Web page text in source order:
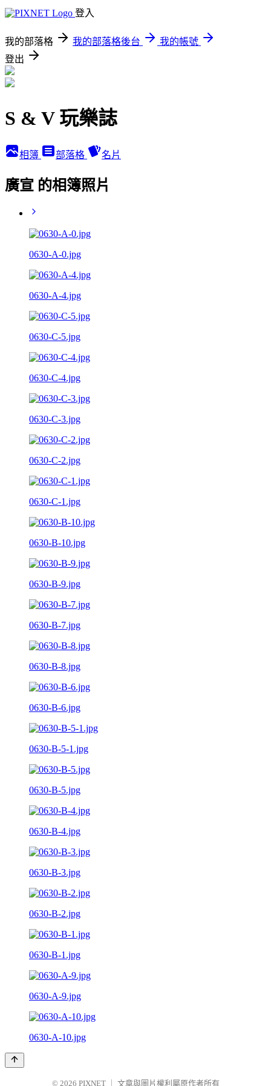
登入
我的部落格 我的部落格後台
我的帳號
登出
S & V 玩樂誌
相簿 部落格 名片
廣宣 的相簿照片
0630-A-0.jpg
0630-A-4.jpg
0630-C-5.jpg
0630-C-4.jpg
0630-C-3.jpg
0630-C-2.jpg
0630-C-1.jpg
0630-B-10.jpg
0630-B-9.jpg
0630-B-7.jpg
0630-B-8.jpg
0630-B-6.jpg
0630-B-5-1.jpg
0630-B-5.jpg
0630-B-4.jpg
0630-B-3.jpg
0630-B-2.jpg
0630-B-1.jpg
0630-A-9.jpg
0630-A-10.jpg
© 2026 PIXNET 文章與圖片權利屬原作者所有